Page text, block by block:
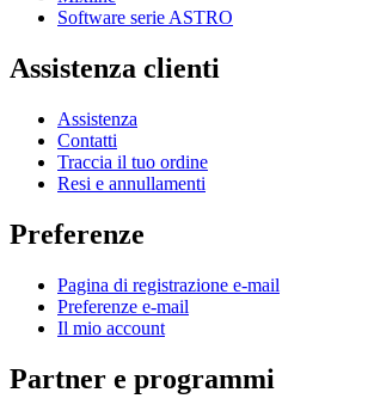
Software serie ASTRO
Assistenza clienti
Assistenza
Contatti
Traccia il tuo ordine
Resi e annullamenti
Preferenze
Pagina di registrazione e-mail
Preferenze e-mail
Il mio account
Partner e programmi